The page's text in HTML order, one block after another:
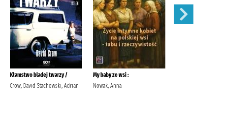
Kłamstwo bladej twarzy /
Crow, David Stachowski, Adrian
My baby ze wsi :
Nowak, Anna